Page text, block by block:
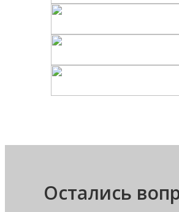
Остались